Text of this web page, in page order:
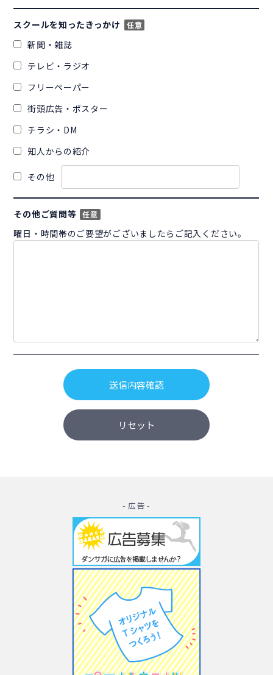
スクールを知ったきっかけ 任意
新聞・雑誌
テレビ・ラジオ
フリーペーパー
街頭広告・ポスター
チラシ・DM
知人からの紹介
その他
その他ご質問等 任意
曜日・時間帯のご要望がございましたらご記入ください。
- 広告 -